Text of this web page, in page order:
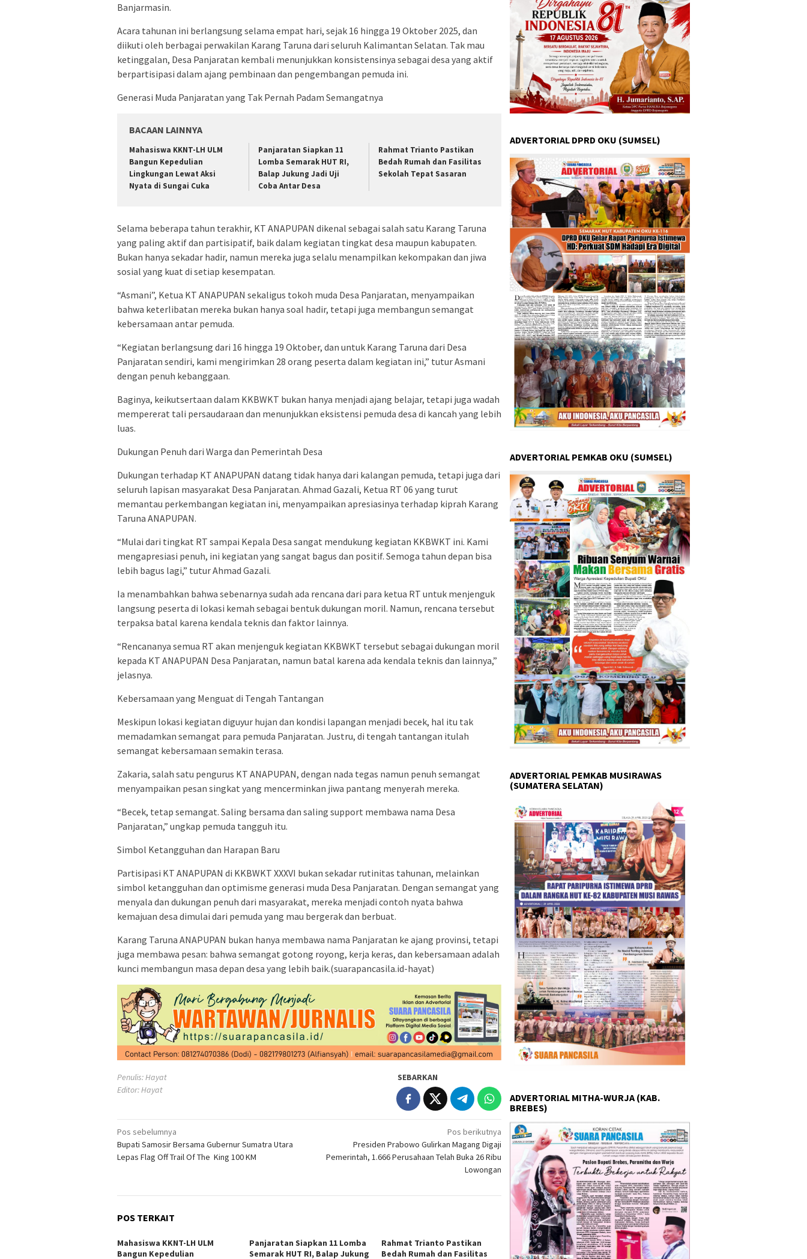
Banjarmasin.
Acara tahunan ini berlangsung selama empat hari, sejak 16 hingga 19 Oktober 2025, dan
diikuti oleh berbagai perwakilan Karang Taruna dari seluruh Kalimantan Selatan. Tak mau
ketinggalan, Desa Panjaratan kembali menunjukkan konsistensinya sebagai desa yang aktif
berpartisipasi dalam ajang pembinaan dan pengembangan pemuda ini.
Generasi Muda Panjaratan yang Tak Pernah Padam Semangatnya
BACAAN LAINNYA
Mahasiswa KKNT-LH ULM
Bangun Kepedulian
Lingkungan Lewat Aksi
Nyata di Sungai Cuka
Panjaratan Siapkan 11
Lomba Semarak HUT RI,
Balap Jukung Jadi Uji
Coba Antar Desa
Rahmat Trianto Pastikan
Bedah Rumah dan Fasilitas
Sekolah Tepat Sasaran
Selama beberapa tahun terakhir, KT ANAPUPAN dikenal sebagai salah satu Karang Taruna
yang paling aktif dan partisipatif, baik dalam kegiatan tingkat desa maupun kabupaten.
Bukan hanya sekadar hadir, namun mereka juga selalu menampilkan kekompakan dan jiwa
sosial yang kuat di setiap kesempatan.
“Asmani”, Ketua KT ANAPUPAN sekaligus tokoh muda Desa Panjaratan, menyampaikan
bahwa keterlibatan mereka bukan hanya soal hadir, tetapi juga membangun semangat
kebersamaan antar pemuda.
“Kegiatan berlangsung dari 16 hingga 19 Oktober, dan untuk Karang Taruna dari Desa
Panjaratan sendiri, kami mengirimkan 28 orang peserta dalam kegiatan ini,” tutur Asmani
dengan penuh kebanggaan.
Baginya, keikutsertaan dalam KKBWKT bukan hanya menjadi ajang belajar, tetapi juga wadah
mempererat tali persaudaraan dan menunjukkan eksistensi pemuda desa di kancah yang lebih
luas.
Dukungan Penuh dari Warga dan Pemerintah Desa
Dukungan terhadap KT ANAPUPAN datang tidak hanya dari kalangan pemuda, tetapi juga dari
seluruh lapisan masyarakat Desa Panjaratan. Ahmad Gazali, Ketua RT 06 yang turut
memantau perkembangan kegiatan ini, menyampaikan apresiasinya terhadap kiprah Karang
Taruna ANAPUPAN.
“Mulai dari tingkat RT sampai Kepala Desa sangat mendukung kegiatan KKBWKT ini. Kami
mengapresiasi penuh, ini kegiatan yang sangat bagus dan positif. Semoga tahun depan bisa
lebih bagus lagi,” tutur Ahmad Gazali.
Ia menambahkan bahwa sebenarnya sudah ada rencana dari para ketua RT untuk menjenguk
langsung peserta di lokasi kemah sebagai bentuk dukungan moril. Namun, rencana tersebut
terpaksa batal karena kendala teknis dan faktor lainnya.
“Rencananya semua RT akan menjenguk kegiatan KKBWKT tersebut sebagai dukungan moril
kepada KT ANAPUPAN Desa Panjaratan, namun batal karena ada kendala teknis dan lainnya,”
jelasnya.
Kebersamaan yang Menguat di Tengah Tantangan
Meskipun lokasi kegiatan diguyur hujan dan kondisi lapangan menjadi becek, hal itu tak
memadamkan semangat para pemuda Panjaratan. Justru, di tengah tantangan itulah
semangat kebersamaan semakin terasa.
Zakaria, salah satu pengurus KT ANAPUPAN, dengan nada tegas namun penuh semangat
menyampaikan pesan singkat yang mencerminkan jiwa pantang menyerah mereka.
“Becek, tetap semangat. Saling bersama dan saling support membawa nama Desa
Panjaratan,” ungkap pemuda tangguh itu.
Simbol Ketangguhan dan Harapan Baru
Partisipasi KT ANAPUPAN di KKBWKT XXXVI bukan sekadar rutinitas tahunan, melainkan
simbol ketangguhan dan optimisme generasi muda Desa Panjaratan. Dengan semangat yang
menyala dan dukungan penuh dari masyarakat, mereka menjadi contoh nyata bahwa
kemajuan desa dimulai dari pemuda yang mau bergerak dan berbuat.
Karang Taruna ANAPUPAN bukan hanya membawa nama Panjaratan ke ajang provinsi, tetapi
juga membawa pesan: bahwa semangat gotong royong, kerja keras, dan kebersamaan adalah
kunci membangun masa depan desa yang lebih baik.(suarapancasila.id-hayat)
Penulis: Hayat
Editor: Hayat
SEBARKAN
Navigasi
pos
Pos sebelumnya
Bupati Samosir Bersama Gubernur Sumatra Utara
Lepas Flag Off Trail Of The King 100 KM
Pos berikutnya
Presiden Prabowo Gulirkan Magang Digaji
Pemerintah, 1.666 Perusahaan Telah Buka 26 Ribu
Lowongan
POS TERKAIT
Mahasiswa KKNT-LH ULM
Bangun Kepedulian
Panjaratan Siapkan 11 Lomba
Semarak HUT RI, Balap Jukung
Rahmat Trianto Pastikan
Bedah Rumah dan Fasilitas
ADVERTORIAL DPRD OKU (SUMSEL)
ADVERTORIAL PEMKAB OKU (SUMSEL)
ADVERTORIAL PEMKAB MUSIRAWAS
(SUMATERA SELATAN)
ADVERTORIAL MITHA-WURJA (KAB.
BREBES)